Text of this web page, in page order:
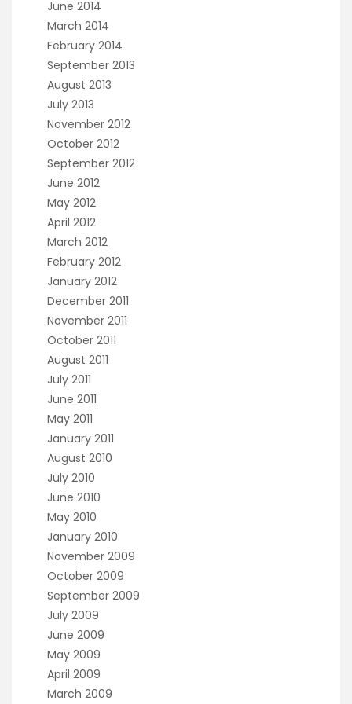
June 2014
March 2014
February 2014
September 2013
August 2013
July 2013
November 2012
October 2012
September 2012
June 2012
May 2012
April 2012
March 2012
February 2012
January 2012
December 2011
November 2011
October 2011
August 2011
July 2011
June 2011
May 2011
January 2011
August 2010
July 2010
June 2010
May 2010
January 2010
November 2009
October 2009
September 2009
July 2009
June 2009
May 2009
April 2009
March 2009